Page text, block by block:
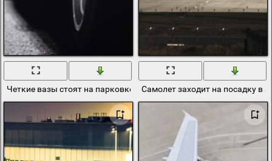
Четкие вазы стоят на парковке аэропортаСамолет заходит на посадку в